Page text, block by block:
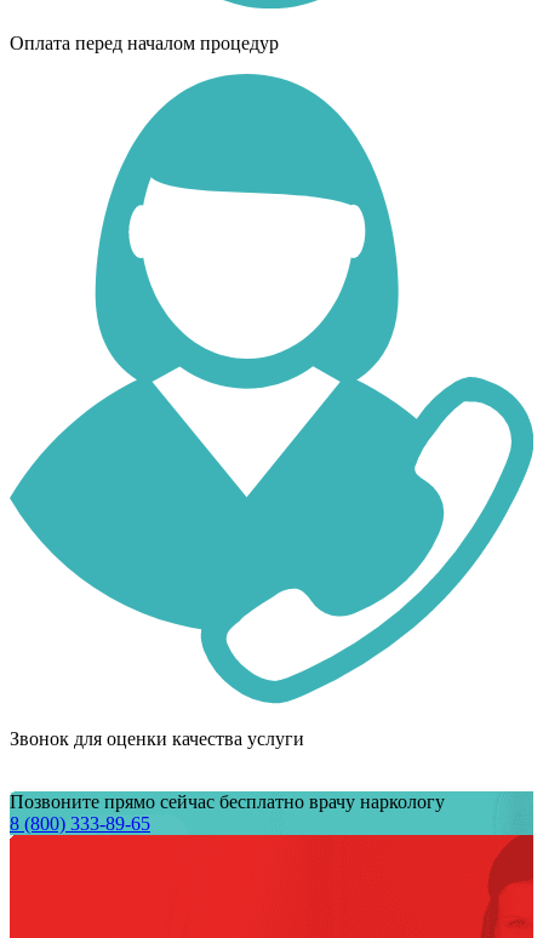
Оплата перед началом процедур
Звонок для оценки качества услуги
Позвоните прямо сейчас бесплатно врачу наркологу
8 (800) 333-89-65